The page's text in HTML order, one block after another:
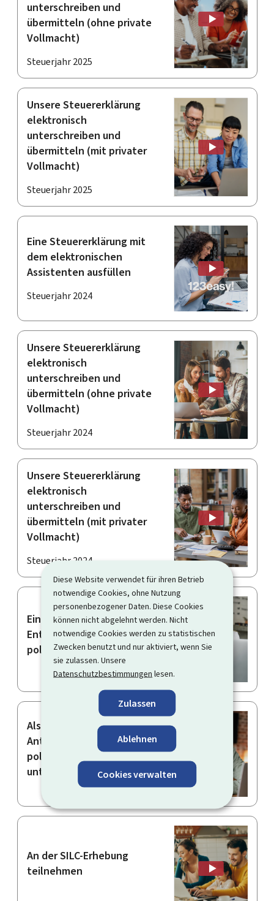
Diese Website verwendet für ihren Betrieb
notwendige Cookies, ohne Nutzung
personenbezogener Daten. Diese Cookies
können nicht abgelehnt werden. Nicht
notwendige Cookies werden zu statistischen
Zwecken benutzt und nur aktiviert, wenn Sie
sie zulassen. Unsere
Datenschutzbestimmungen lesen.
Zulassen
Ablehnen
Cookies verwalten
unterschreiben und
übermitteln (ohne private
Vollmacht)
Steuerjahr 2025
Unsere Steuererklärung
elektronisch
unterschreiben und
übermitteln (mit privater
Vollmacht)
Steuerjahr 2025
Eine Steuererklärung mit
dem elektronischen
Assistenten ausfüllen
Steuerjahr 2024
Unsere Steuererklärung
elektronisch
unterschreiben und
übermitteln (ohne private
Vollmacht)
Steuerjahr 2024
Unsere Steuererklärung
elektronisch
unterschreiben und
übermitteln (mit privater
Vollmacht)
Steuerjahr 2024
Einen Antrag auf
Entschädigung für
politischen Urlaub stellen
Als Volksvertreter einen
Antrag auf Erstattung für
politischen Urlaub
unterschreiben
An der SILC-Erhebung
teilnehmen